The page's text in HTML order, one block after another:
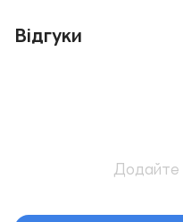
Відгуки
Додайте